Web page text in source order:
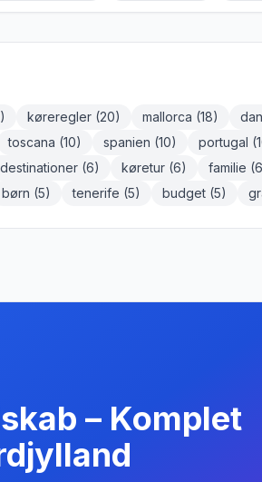
) køreregler (20) mallorca (18)
toscana (10) spanien (10) portugal (
destinationer (6) køretur (6) familie (6
børn (5) tenerife (5) budget (5)
– Komplet